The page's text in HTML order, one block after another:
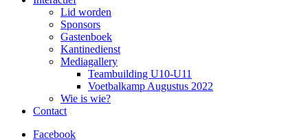
Lid worden
Sponsors
Gastenboek
Kantinedienst
Mediagallery
Teambuilding U10-U11
Voetbalkamp Augustus 2022
Wie is wie?
Contact
Facebook